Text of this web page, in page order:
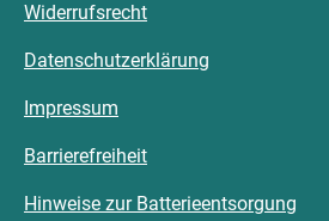
Widerrufsrecht
Datenschutzerklärung
Impressum
Barrierefreiheit
Hinweise zur Batterieentsorgung